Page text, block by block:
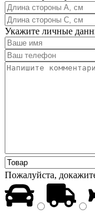
Укажите личные
Пожалуйста,